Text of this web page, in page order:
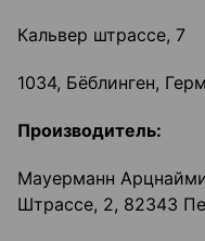
Кальвер штрассе, 7
1034, Бёблинген,
Производитель:
Мауерманн
Штрассе, 2, 82343